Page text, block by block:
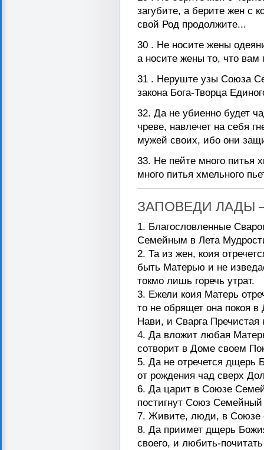
загубите, а берите жен с
свой Род продолжите...
30 . Не носите жены
а носите жены то, что вам
31 . Неруште узы Союза
закона Бога-Творца
32. Да не убиенно будет
чреве, навлечет на себя
мужей своих, ибо они
33. Не пейте много питья
много питья хмельного
ЗАПОВЕДИ ЛАДЫ
1. Благословленные
Семейным в Лета
2. Та из жен, коия
быть Матерью и не
токмо лишь горечь утрат.
3. Ежели коия Матерь
то не обрящет она покоя
Нави, и Сварга Пречистая
4. Да вложит любая
сотворит в Доме своем
5. Да не отречется дщерь
от рождения чад сверх
6. Да царит в Союзе
постигнут Союз
7. Живите, люди, в Союзе
8. Да приимет дщерь
своего, и любить-